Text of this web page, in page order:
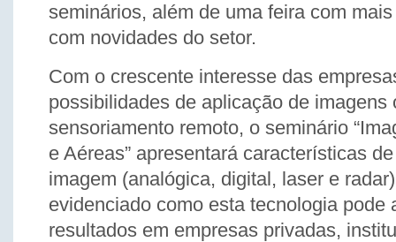
seminários, além de uma feira com
com novidades do setor.
Com o crescente interesse das
possibilidades de aplicação de imagens
sensoriamento remoto, o seminário
e Aéreas” apresentará características
imagem (analógica, digital, laser e
evidenciado como esta tecnologia pode
resultados em empresas privadas,